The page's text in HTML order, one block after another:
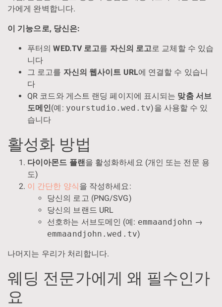
가에게 완벽합니다.
이 기능으로, 당신은:
푸터의WED.TV 로고를 자신의 로고로 교체할 수 있습
니다
그 로고를 자신의 웹사이트 URL에 연결할 수 있습니
다
QR 코드와 게스트 랜딩 페이지에 표시되는 맞춤 서브
도메인(예: yourstudio.wed.tv)을 사용할 수 있
습니다
활성화 방법
다이아몬드 플랜을 활성화하세요 (개인 또는 전문 용
도)
이 간단한 양식을 작성하세요:
당신의 로고 (PNG/SVG)
당신의 브랜드 URL
선호하는 서브도메인 (예: emmaandjohn →
emmaandjohn.wed.tv)
나머지는 우리가 처리합니다.
웨딩 전문가에게 왜 필수인가
요